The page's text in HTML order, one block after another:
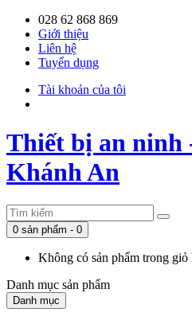
028 62 868 869
Giới thiệu
Liên hệ
Tuyển dụng
Tài khoản của tôi
Thiết bị an ninh
Khánh An
0 sản phẩm - 0
Không có sản phẩm trong giỏ
Danh mục sản phẩm
Danh mục